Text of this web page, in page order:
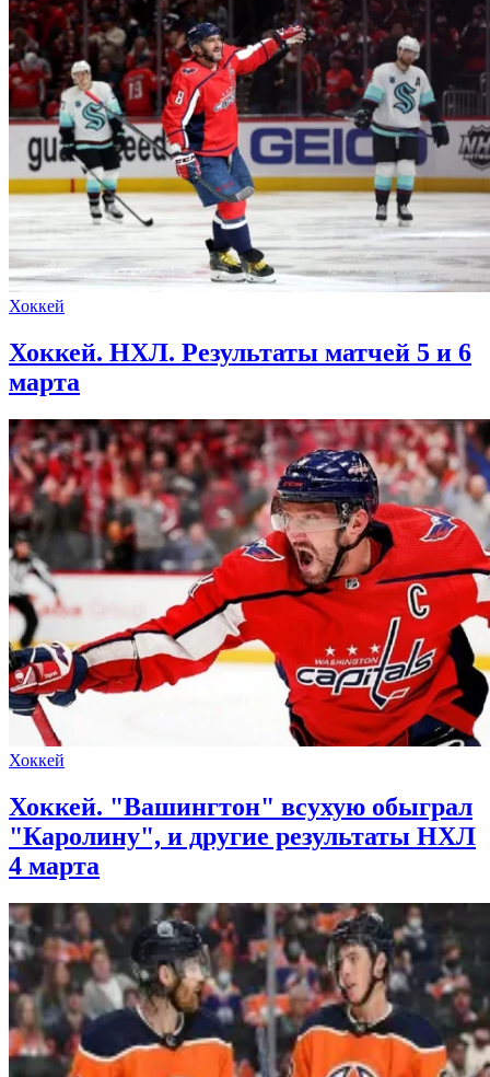
Хоккей
Хоккей. НХЛ. Результаты матчей 5 и 6
марта
Хоккей
Хоккей. "Вашингтон" всухую обыграл
"Каролину", и другие результаты НХЛ
4 марта